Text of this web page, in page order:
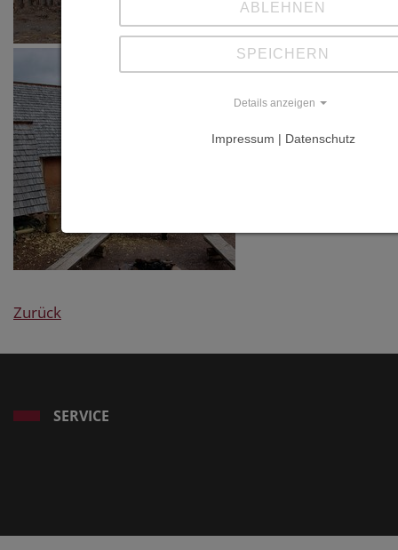
Zurück
SERVICE
ABLEHNEN
SPEICHERN
Details anzeigen
Impressum | Datenschutz